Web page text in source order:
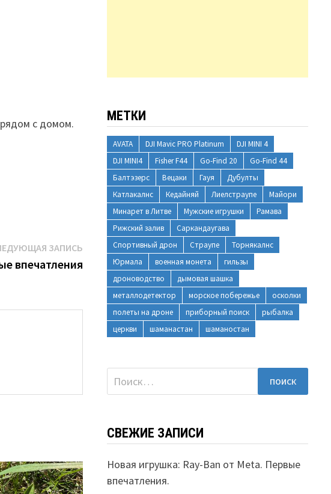
с домом.
ЗАПИСЬСледующая
запись:
впечатления
МЕТКИ
AVATA DJI Mavic PRO Platinum
DJI MINI 4
DJI MINI4
Fisher F44 Go-Find 20
Go-Find 44
Балтэзерс
Вецаки Гауя
Дубулты
Катлакалнс
Кедайняй Лиелстраупе
Майори
Минарет в Литве
Мужские игрушки
Рамава
Рижский залив
Саркандаугава
Спортивный дрон
Страупе
Торнякалнс
Юрмала
военная монета
гильзы
дроноводство
дымовая шашка
металлодетектор
морское побережье
осколки
полеты на дроне
приборный поиск
рыбалка
церкви
шаманастан шаманостан
Найти:
СВЕЖИЕ ЗАПИСИ
Новая игрушка: Ray-Ban от Meta. Первые
впечатления.